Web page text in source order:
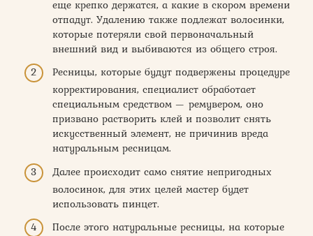
еще крепко держатся, а какие в скором времени
отпадут. Удалению также подлежат волосинки,
которые потеряли свой первоначальный
внешний вид и выбиваются из общего строя.
Ресницы, которые будут подвержены процедуре
корректирования, специалист обработает
специальным средством — ремувером, оно
призвано растворить клей и позволит снять
искусственный элемент, не причинив вреда
натуральным ресницам.
Далее происходит само снятие непригодных
волосинок, для этих целей мастер будет
использовать пинцет.
После этого натуральные ресницы, на которые